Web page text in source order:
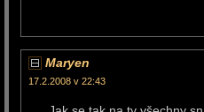
Maryen
17.2.2008 v 22:43